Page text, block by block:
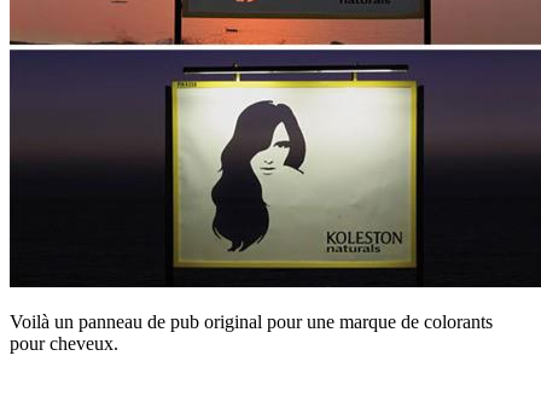
Voilà un panneau de pub original pour une marque de colorants
pour cheveux.